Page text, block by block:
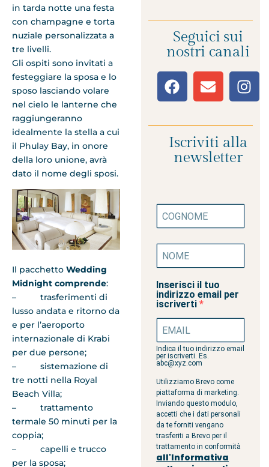
in tarda notte una festa
con champagne e torta
nuziale personalizzata a
tre livelli.
Gli ospiti sono invitati a
festeggiare la sposa e lo
sposo lasciando volare
nel cielo le lanterne che
raggiungeranno
idealmente la stella a cui
il Phulay Bay, in onore
della loro unione, avrà
dato il nome degli sposi.
Il pacchetto Wedding
Midnight comprende:
– trasferimenti di
lusso andata e ritorno da
e per l’aeroporto
internazionale di Krabi
per due persone;
– sistemazione di
tre notti nella Royal
Beach Villa;
– trattamento
termale 50 minuti per la
coppia;
– capelli e trucco
per la sposa;
Seguici sui
nostri canali
Iscriviti alla
newsletter
Inserisci il tuo
indirizzo email per
iscriverti
Indica il tuo indirizzo email
per iscriverti. Es.
abc@xyz.com
Utilizziamo Brevo come
piattaforma di marketing.
Inviando questo modulo,
accetti che i dati personali
da te forniti vengano
trasferiti a Brevo per il
trattamento in conformità
all'Informativa